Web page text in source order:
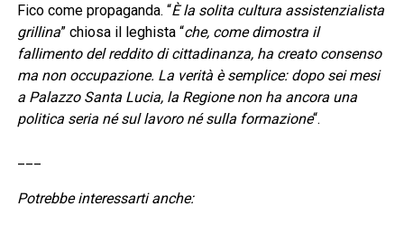
Fico come propaganda. “È la solita cultura assistenzialista
grillina” chiosa il leghista “che, come dimostra il
fallimento del reddito di cittadinanza, ha creato consenso
ma non occupazione. La verità è semplice: dopo sei mesi
a Palazzo Santa Lucia, la Regione non ha ancora una
politica seria né sul lavoro né sulla formazione“.
Potrebbe interessarti anche: